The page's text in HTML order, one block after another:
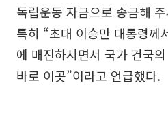
독립운동 자금으로 송금해
특히 “초대 이승만 대통령께
에 매진하시면서 국가 건국
바로 이곳”이라고 언급했다.